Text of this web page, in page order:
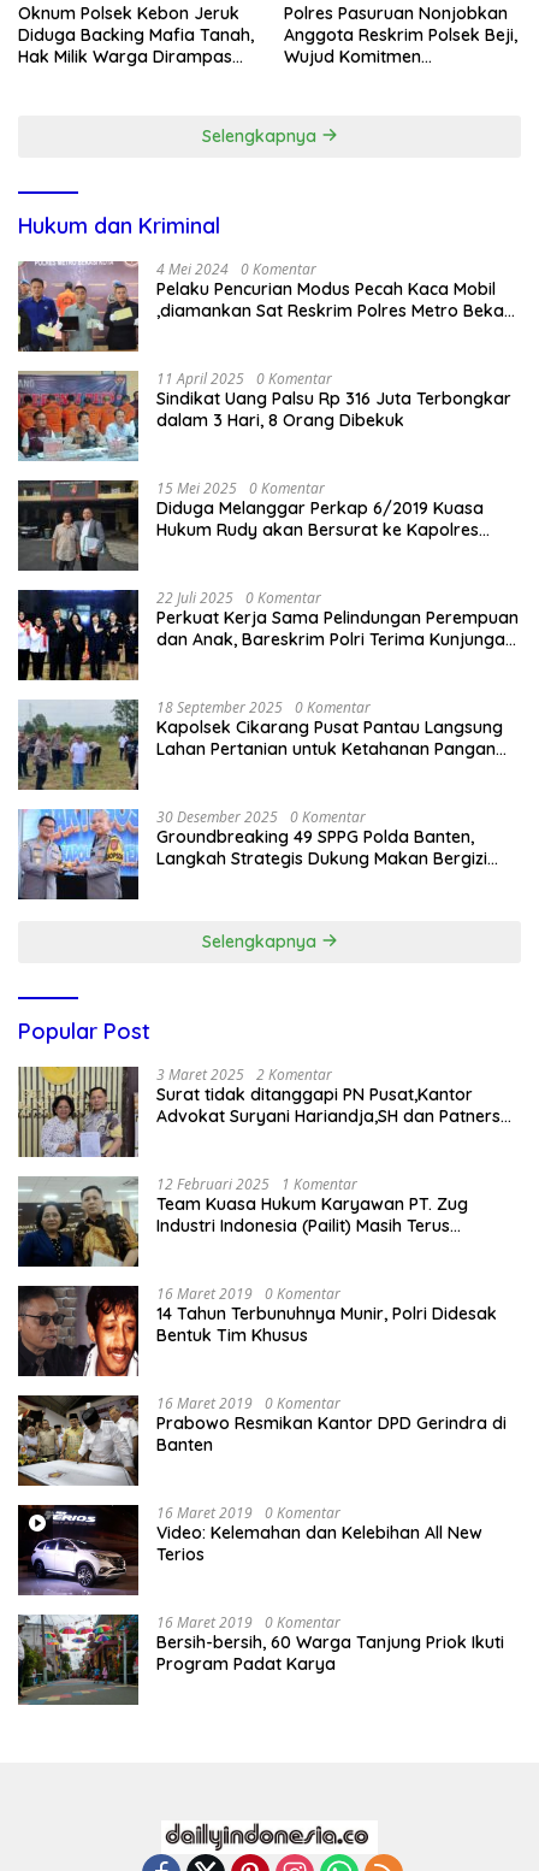
Oknum Polsek Kebon Jeruk
Diduga Backing Mafia Tanah,
Hak Milik Warga Dirampas
Polres Pasuruan Nonjobkan
Anggota Reskrim Polsek Beji,
Wujud Komitmen
Selengkapnya
Hukum dan Kriminal
4 Mei 2024 0 Komentar
Pelaku Pencurian Modus Pecah Kaca Mobil
,diamankan Sat Reskrim Polres Metro Bekasi
11 April 2025 0 Komentar
Sindikat Uang Palsu Rp 316 Juta Terbongkar
dalam 3 Hari, 8 Orang Dibekuk
15 Mei 2025 0 Komentar
Diduga Melanggar Perkap 6/2019 Kuasa
Hukum Rudy akan Bersurat ke Kapolres
22 Juli 2025 0 Komentar
Perkuat Kerja Sama Pelindungan Perempuan
dan Anak, Bareskrim Polri Terima Kunjungan
18 September 2025 0 Komentar
Kapolsek Cikarang Pusat Pantau Langsung
Lahan Pertanian untuk Ketahanan Pangan
30 Desember 2025 0 Komentar
Groundbreaking 49 SPPG Polda Banten,
Langkah Strategis Dukung Makan Bergizi
Selengkapnya
Popular Post
3 Maret 2025 2 Komentar
Surat tidak ditanggapi PN Pusat,Kantor
Advokat Suryani Hariandja,SH dan Patners
12 Februari 2025 1 Komentar
Team Kuasa Hukum Karyawan PT. Zug
Industri Indonesia (Pailit) Masih Terus
16 Maret 2019 0 Komentar
14 Tahun Terbunuhnya Munir, Polri Didesak
Bentuk Tim Khusus
16 Maret 2019 0 Komentar
Prabowo Resmikan Kantor DPD Gerindra di
Banten
16 Maret 2019 0 Komentar
Video: Kelemahan dan Kelebihan All New
Terios
16 Maret 2019 0 Komentar
Bersih-bersih, 60 Warga Tanjung Priok Ikuti
Program Padat Karya